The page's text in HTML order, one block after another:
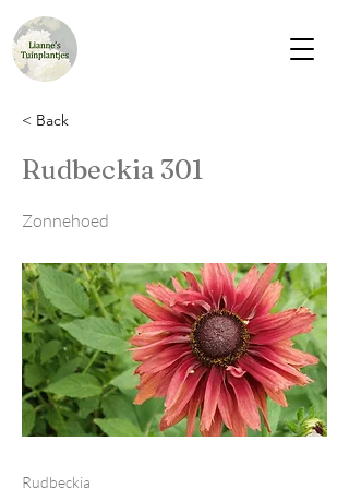
< Back
Rudbeckia 301
Zonnehoed
Rudbeckia